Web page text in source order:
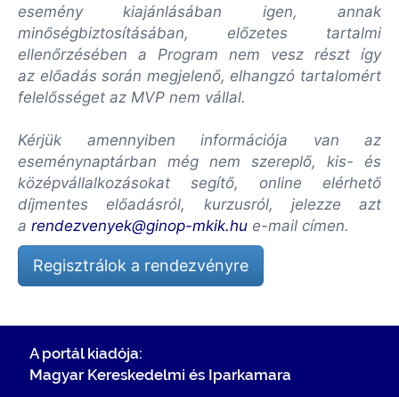
esemény kiajánlásában igen, annak
minőségbiztosításában, előzetes tartalmi
ellenőrzésében a Program nem vesz részt így
az előadás során megjelenő, elhangzó tartalomért
felelősséget az MVP nem vállal.
Kérjük amennyiben információja van az
eseménynaptárban még nem szereplő, kis- és
középvállalkozásokat segítő, online elérhető
díjmentes előadásról, kurzusról, jelezze azt
a rendezvenyek@ginop-mkik.hu e-mail címen.
Regisztrálok a rendezvényre
A portál kiadója:
Magyar Kereskedelmi és Iparkamara